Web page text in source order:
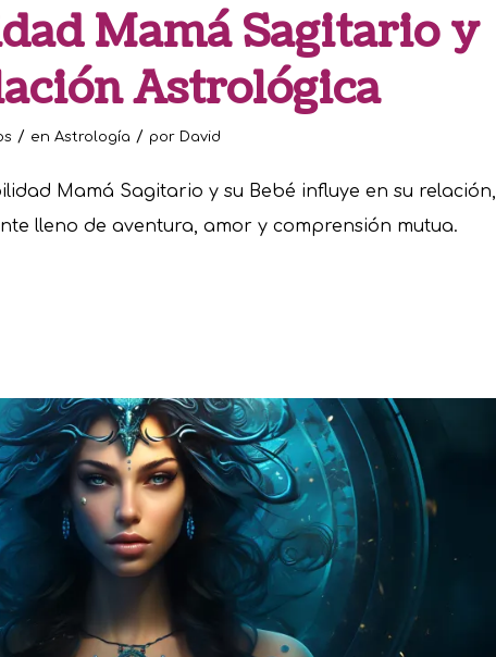
Mamá Sagitario y
Astrológica
/ en Astrología / por David
Mamá Sagitario y su Bebé influye en su relación,
lleno de aventura, amor y comprensión mutua.